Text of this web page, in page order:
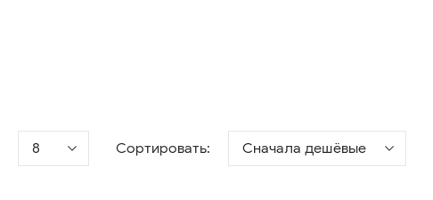
8 Сортировать: Сначала дешёвые